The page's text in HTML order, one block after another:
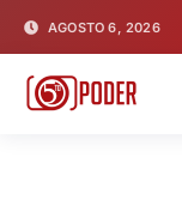
AGOSTO 6, 2026